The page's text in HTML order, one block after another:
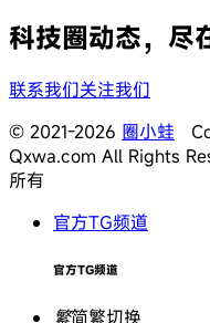
科技圈动态，尽
联系我们关注我们
© 2021-2026 圈小蛙
Qxwa.com All Rights
所有
官方TG频道
官方TG频道
繁简繁切换